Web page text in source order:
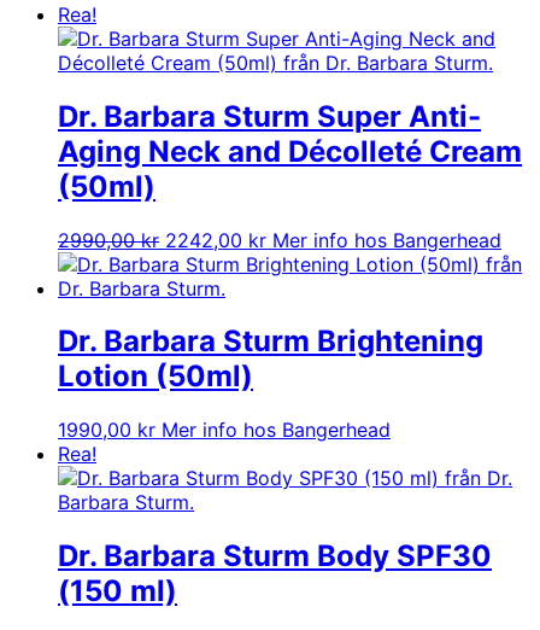
Rea!
Dr. Barbara Sturm Super Anti-
Aging Neck and Décolleté Cream
(50ml)
2990,00kr Det
ursprungliga
priset
2990,00 kr.
2242,00 krDet
nuvarande
2242,00 kr.
Mer info hos Bangerhead
Dr. Barbara Sturm Brightening
Lotion (50ml)
1990,00 kr Mer info hos Bangerhead
Rea!
Dr. Barbara Sturm Body SPF30
(150 ml)